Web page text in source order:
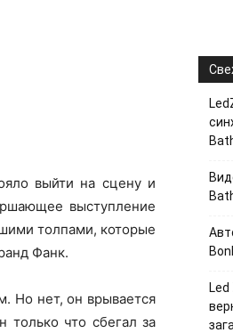
выйти на сцену и
выступление
толпами, которые
Фанк.
Но нет, он врывается
что сбегал за